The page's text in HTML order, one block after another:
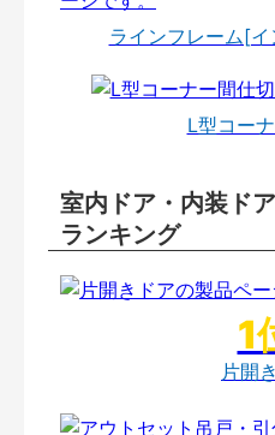
ラインフレーム[
L型コー
室内ドア・内装ド
ランキング
片開